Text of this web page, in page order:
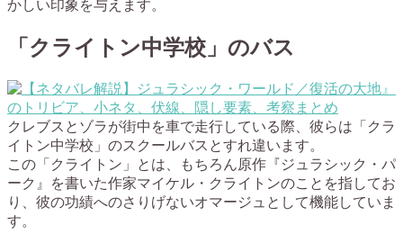
かしい印象を与えます。
「クライトン中学校」のバス
クレブスとゾラが街中を車で走行している際、彼らは「クラ
イトン中学校」のスクールバスとすれ違います。
この「クライトン」とは、もちろん原作『ジュラシック・パ
ーク』を書いた作家マイケル・クライトンのことを指してお
り、彼の功績へのさりげないオマージュとして機能していま
す。